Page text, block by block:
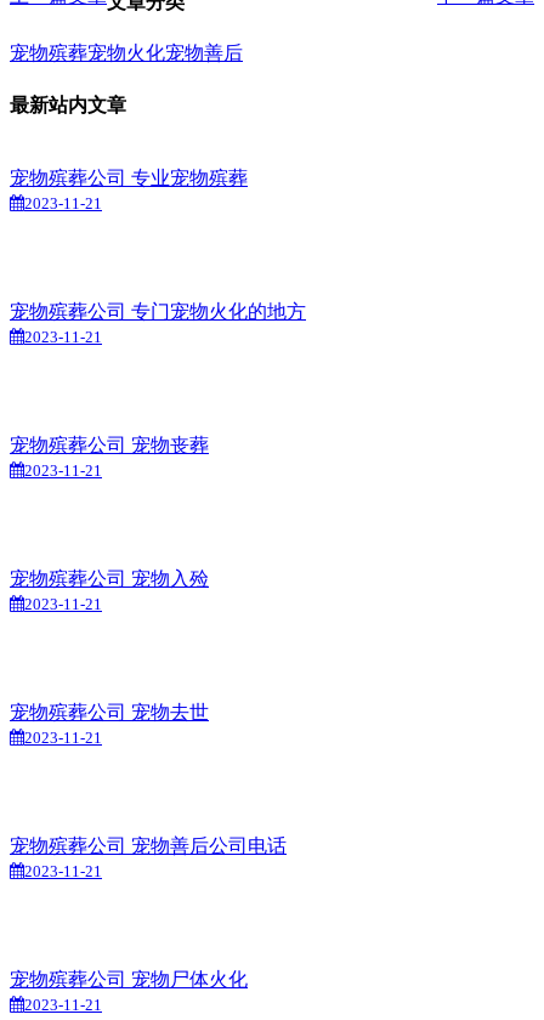
宠物殡葬宠物火化宠物善后
最新站内文章
宠物殡葬公司 专业宠物殡葬
2023-11-21
宠物殡葬公司 专门宠物火化的地方
2023-11-21
宠物殡葬公司 宠物丧葬
2023-11-21
宠物殡葬公司 宠物入殓
2023-11-21
宠物殡葬公司 宠物去世
2023-11-21
宠物殡葬公司 宠物善后公司电话
2023-11-21
宠物殡葬公司 宠物尸体火化
2023-11-21